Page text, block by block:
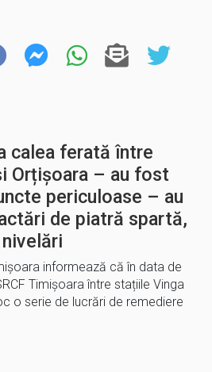
calea ferată între
Orțișoara – au fost
periculoase – au
de piatră spartă,
informează că în data de
Timișoara între stațiile Vinga
o serie de lucrări de remediere